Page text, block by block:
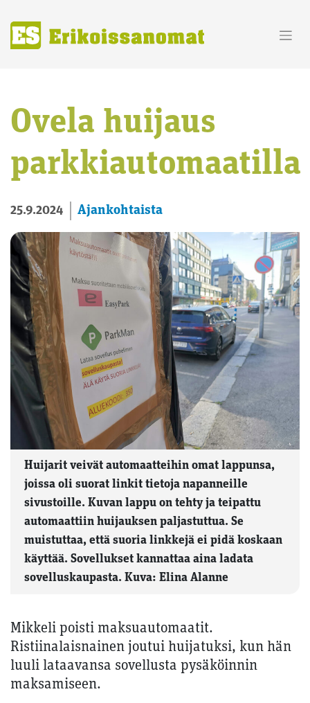
content
Ovela huijaus
parkkiautomaatilla
25.9.2024 Ajankohtaista
Huijarit veivät automaatteihin omat lappunsa,
joissa oli suorat linkit tietoja napanneille
sivustoille. Kuvan lappu on tehty ja teipattu
automaattiin huijauksen paljastuttua. Se
muistuttaa, että suoria linkkejä ei pidä koskaan
käyttää. Sovellukset kannattaa aina ladata
sovelluskaupasta. Kuva: Elina Alanne
Mikkeli poisti maksuautomaatit.
Ristiinalaisnainen joutui huijatuksi, kun hän
luuli lataavansa sovellusta pysäköinnin
maksamiseen.